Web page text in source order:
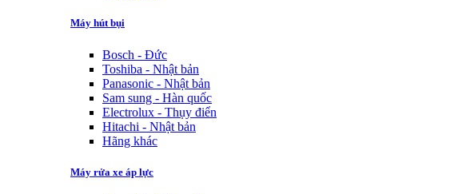
Máy hút bụi
Bosch - Đức
Toshiba - Nhật bản
Panasonic - Nhật bản
Sam sung - Hàn quốc
Electrolux - Thụy điển
Hitachi - Nhật bản
Hãng khác
Máy rửa xe áp lực